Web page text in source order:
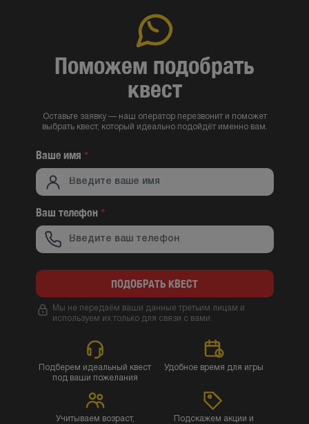
Поможем подобрать
квест
Оставьте заявку — наш оператор перезвонит и поможет
выбрать квест, который идеально подойдёт именно вам.
Ваше имя *
Ваш телефон*
ПОДОБРАТЬ КВЕСТ
Мы не передаём ваши данные третьим лицам и
используем их только для связи с вами.
Подберем идеальный квест
под ваши пожелания
Удобное время для игры
Учитываем возраст,
Подскажем акции и